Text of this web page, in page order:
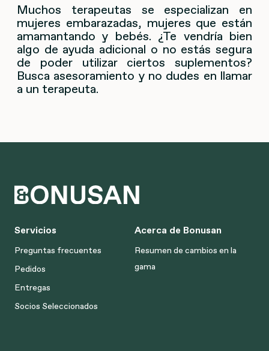
Muchos terapeutas se especializan en
mujeres embarazadas, mujeres que están
amamantando y bebés. ¿Te vendría bien
algo de ayuda adicional o no estás segura
de poder utilizar ciertos suplementos?
Busca asesoramiento y no dudes en llamar
a un terapeuta.
Servicios
Preguntas frecuentes
Pedidos
Entregas
Socios Seleccionados
Acerca de Bonusan
Resumen de cambios en la
gama